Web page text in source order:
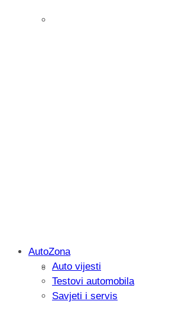
Savjetujemo: Što učiniti
AutoZona
Auto vijesti
Testovi automobila
Savjeti i servis